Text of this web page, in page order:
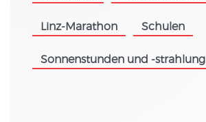
Linz-Marathon Schulen
Sonnenstunden und -strahlung